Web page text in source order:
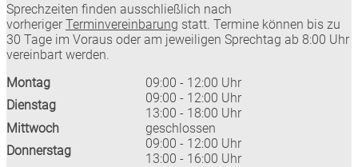
Sprechzeiten finden ausschließlich nach
vorheriger Terminvereinbarung statt. Termine können bis zu
30 Tage im Voraus oder am jeweiligen Sprechtag ab 8:00 Uhr
vereinbart werden.
Montag
09:00 - 12:00 Uhr
Dienstag
09:00 - 12:00 Uhr
13:00 - 18:00 Uhr
Mittwoch
geschlossen
Donnerstag
09:00 - 12:00 Uhr
13:00 - 16:00 Uhr